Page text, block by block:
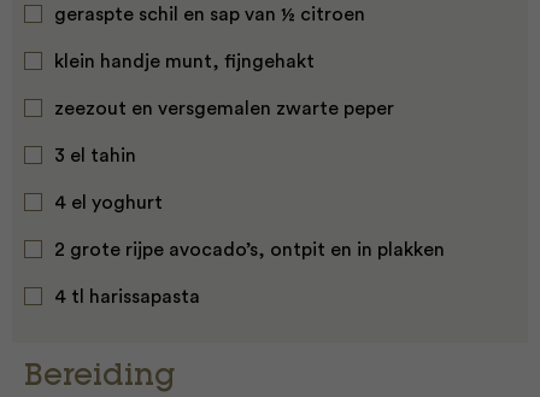
geraspte schil en sap van ½ citroen
klein handje munt, fijngehakt
zeezout en versgemalen zwarte peper
3 el tahin
4 el yoghurt
2 grote rijpe avocado’s, ontpit en in plakken
4 tl harissapasta
Bereiding